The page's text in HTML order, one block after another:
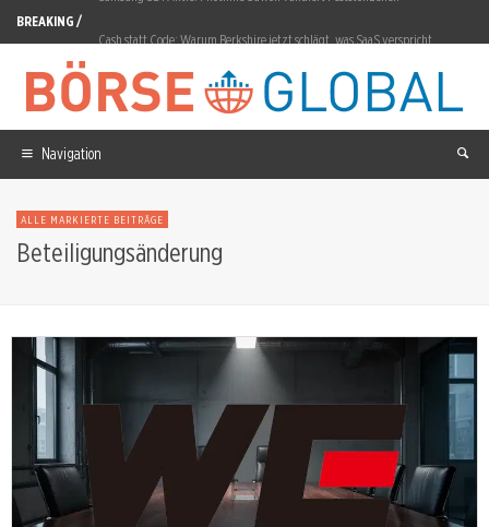
BREAKING /
Nvidia Aktie: SpaceX setzt auf Starmind-Chips
ITM Power Aktie: Grüner Wasserstoff erreicht Evonik
OHB Aktie: Rekordauftrag, Kursverfall
Novo Nordisk Aktie: Wegovy-Pille erreicht fünf Millionen Rezepte
DroneShield Aktie: 28,90 Prozent Erholung in einer Woche
Navigation
ALLE MARKIERTE BEITRÄGE
Beteiligungsänderung